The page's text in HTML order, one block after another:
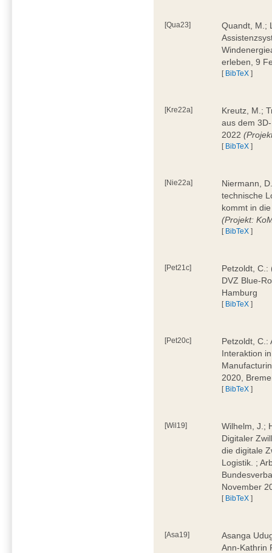
[Qua23]
Quandt, M.;
erleben, 9
[ BibTeX ]
[Kre22a]
Kreutz, M.;
aus dem
2022
[ BibTeX ]
[Nie22a]
Niermann,
technische
kommt in
(Projekt:
[ BibTeX ]
[Pet21c]
Petzoldt, C.:
DVZ Blue-
Hamburg
[ BibTeX ]
[Pet20c]
Petzoldt, C.:
Interaktion
2020,
[ BibTeX ]
[Wil19]
Wilhelm, J.;
Digitaler
die digitale
Logistik. ;
November
[ BibTeX ]
[Asa19]
Asanga
Ann-Kathrin